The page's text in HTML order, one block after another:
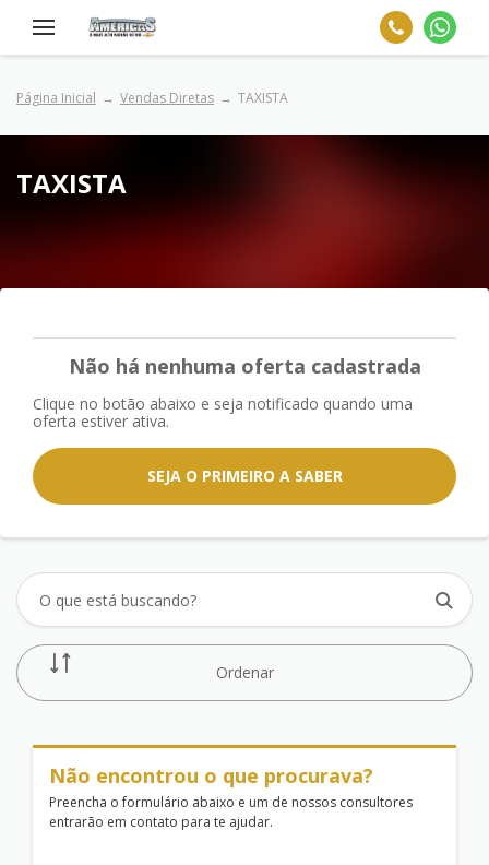
Página Inicial Vendas Diretas TAXISTA
TAXISTA
Não há nenhuma oferta cadastrada
Clique no botão abaixo e seja notificado quando uma
oferta estiver ativa.
SEJA O PRIMEIRO A SABER
Ordenar
Não encontrou o que procurava?
Preencha o formulário abaixo e um de nossos consultores
entrarão em contato para te ajudar.